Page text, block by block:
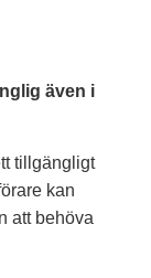
även i
tillgängligt
kan
att behöva